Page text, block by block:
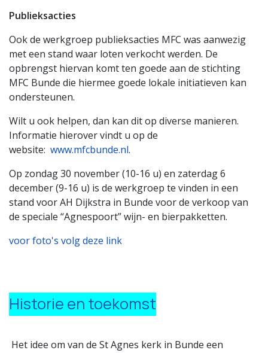
Publieksacties
Ook de werkgroep publieksacties MFC was aanwezig
met een stand waar loten verkocht werden. De
opbrengst hiervan komt ten goede aan de stichting
MFC Bunde die hiermee goede lokale initiatieven kan
ondersteunen.
Wilt u ook helpen, dan kan dit op diverse manieren.
Informatie hierover vindt u op de
website: www.mfcbunde.nl.
Op zondag 30 november (10-16 u) en zaterdag 6
december (9-16 u) is de werkgroep te vinden in een
stand voor AH Dijkstra in Bunde voor de verkoop van
de speciale “Agnespoort” wijn- en bierpakketten.
voor foto's volg deze link
Historie en toekomst
Het idee om van de St Agnes kerk in Bunde een